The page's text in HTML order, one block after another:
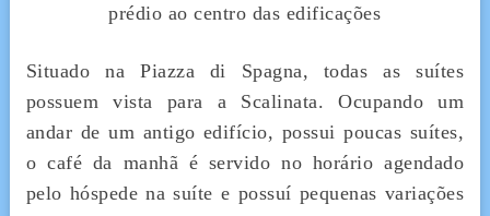
prédio ao centro das edificações
Situado na Piazza di Spagna, todas as suítes
possuem vista para a Scalinata. Ocupando um
andar de um antigo edifício, possui poucas suítes,
o café da manhã é servido no horário agendado
pelo hóspede na suíte e possuí pequenas variações